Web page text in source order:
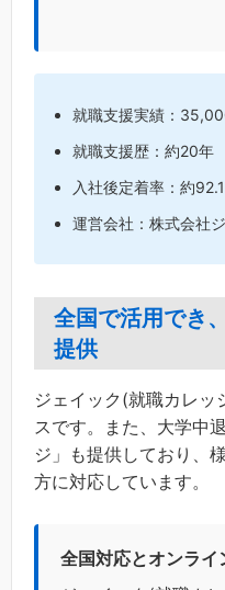
就職支援実績：
就職支援歴：約20年
入社後定着率：約
運営会社：株式会社
全国で活用でき
提供
ジェイック(就職カレ
スです。また、大学中
ジ」も提供しており、
方に対応しています。
全国対応とオンライ